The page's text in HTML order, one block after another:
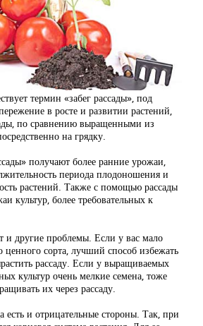
термин «забег рассады», под
в росте и развитии растений,
по сравнению выращенными из
на грядку.
получают более ранние урожаи,
периода плодоношения и
растений. Также с помощью рассады
культур, более требовательных к
и другие проблемы. Если у вас мало
ценного сорта, лучший способ избежать
рассаду. Если у выращиваемых
культур очень мелкие семена, тоже
их через рассаду.
есть и отрицательные стороны. Так, при